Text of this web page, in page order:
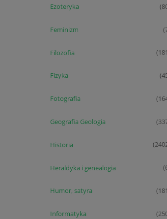
Ezoteryka
Feminizm
Filozofia
Fizyka
Fotografia
Geografia Geologia
Historia
Heraldyka i genealogia
Humor, satyra
Informatyka